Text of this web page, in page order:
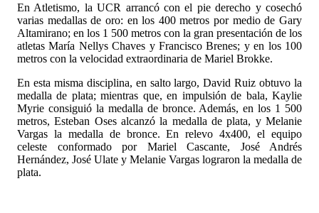
En Atletismo, la UCR arrancó con el pie derecho y cosechó
varias medallas de oro: en los 400 metros por medio de Gary
Altamirano; en los 1 500 metros con la gran presentación de los
atletas María Nellys Chaves y Francisco Brenes; y en los 100
metros con la velocidad extraordinaria de Mariel Brokke.
En esta misma disciplina, en salto largo, David Ruiz obtuvo la
medalla de plata; mientras que, en impulsión de bala, Kaylie
Myrie consiguió la medalla de bronce. Además, en los 1 500
metros, Esteban Oses alcanzó la medalla de plata, y Melanie
Vargas la medalla de bronce. En relevo 4x400, el equipo
celeste conformado por Mariel Cascante, José Andrés
Hernández, José Ulate y Melanie Vargas lograron la medalla de
plata.